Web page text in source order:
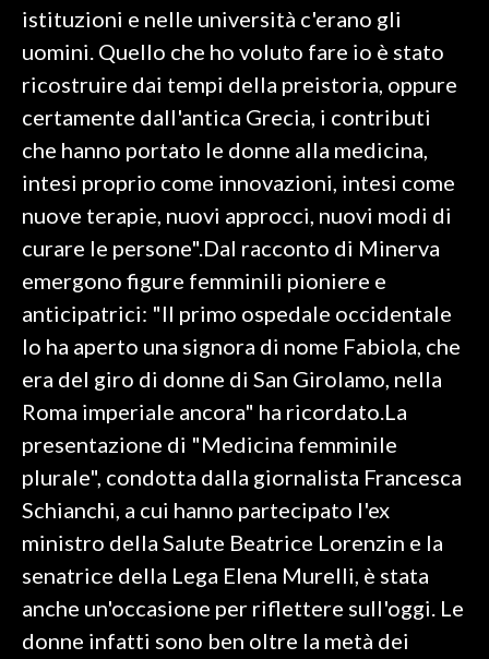
NOTIZIE
EVENTI
3 MINUTI CON
INSULARITÀ
INFO AZIENDE
ABBONATI
ANNUNCI
NECROLOGI
PUBBLICITÀ
STORE
istituzioni e nelle università c'erano gli
uomini. Quello che ho voluto fare io è stato
ricostruire dai tempi della preistoria, oppure
certamente dall'antica Grecia, i contributi
che hanno portato le donne alla medicina,
intesi proprio come innovazioni, intesi come
nuove terapie, nuovi approcci, nuovi modi di
curare le persone".Dal racconto di Minerva
emergono figure femminili pioniere e
anticipatrici: "Il primo ospedale occidentale
lo ha aperto una signora di nome Fabiola, che
era del giro di donne di San Girolamo, nella
Roma imperiale ancora" ha ricordato.La
presentazione di "Medicina femminile
plurale", condotta dalla giornalista Francesca
Schianchi, a cui hanno partecipato l'ex
ministro della Salute Beatrice Lorenzin e la
senatrice della Lega Elena Murelli, è stata
anche un'occasione per riflettere sull'oggi. Le
donne infatti sono ben oltre la metà dei